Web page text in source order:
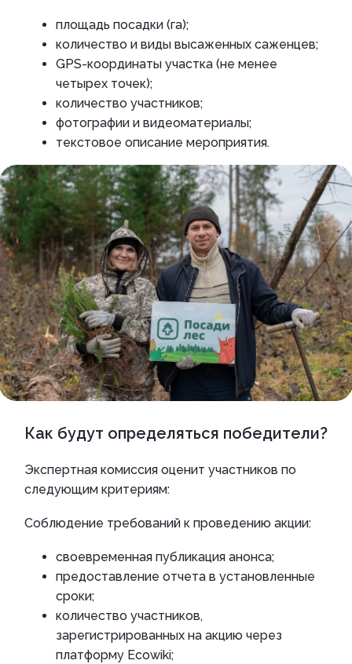
площадь посадки (га);
количество и виды высаженных саженцев;
GPS-координаты участка (не менее
четырех точек);
количество участников;
фотографии и видеоматериалы;
текстовое описание мероприятия.
Как будут определяться победители?
Экспертная комиссия оценит участников по
следующим критериям:
Соблюдение требований к проведению акции:
своевременная публикация анонса;
предоставление отчета в установленные
сроки;
количество участников,
зарегистрированных на акцию через
платформу Ecowiki;